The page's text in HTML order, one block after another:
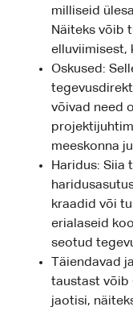
milliseid
Näiteks võib
elluviimisest,
Oskused:
võivad need
meeskonna
Haridus: Siia
kraadid või
erialaseid
seotud
Täiendavad
taustast võib
jaotisi,